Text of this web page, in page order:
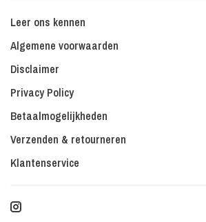
Leer ons kennen
Algemene voorwaarden
Disclaimer
Privacy Policy
Betaalmogelijkheden
Verzenden & retourneren
Klantenservice